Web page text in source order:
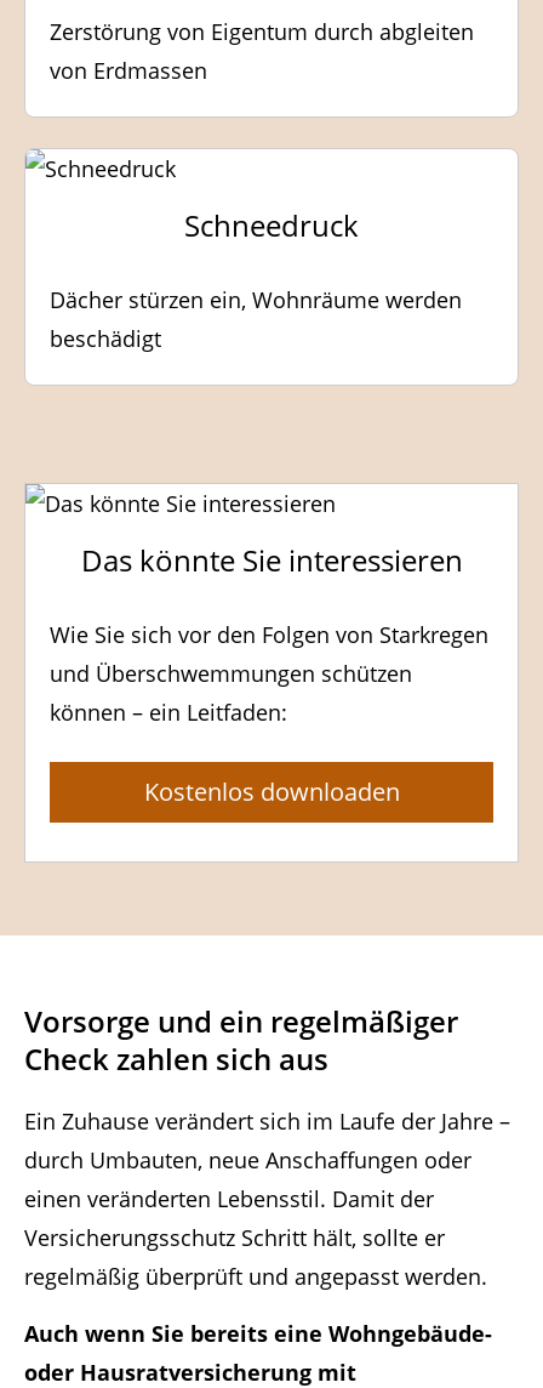
Zerstörung von Eigentum durch abgleiten
von Erdmassen
Schneedruck
Dächer stürzen ein, Wohnräume werden
beschädigt
Das könnte Sie interessieren
Wie Sie sich vor den Folgen von Starkregen
und Überschwemmungen schützen
können – ein Leitfaden:
Kostenlos downloaden
Vorsorge und ein regelmäßiger
Check zahlen sich aus
Ein Zuhause verändert sich im Laufe der Jahre –
durch Umbauten, neue Anschaffungen oder
einen veränderten Lebensstil. Damit der
Versicherungsschutz Schritt hält, sollte er
regelmäßig überprüft und angepasst werden.
Auch wenn Sie bereits eine Wohngebäude-
oder Hausratversicherung mit